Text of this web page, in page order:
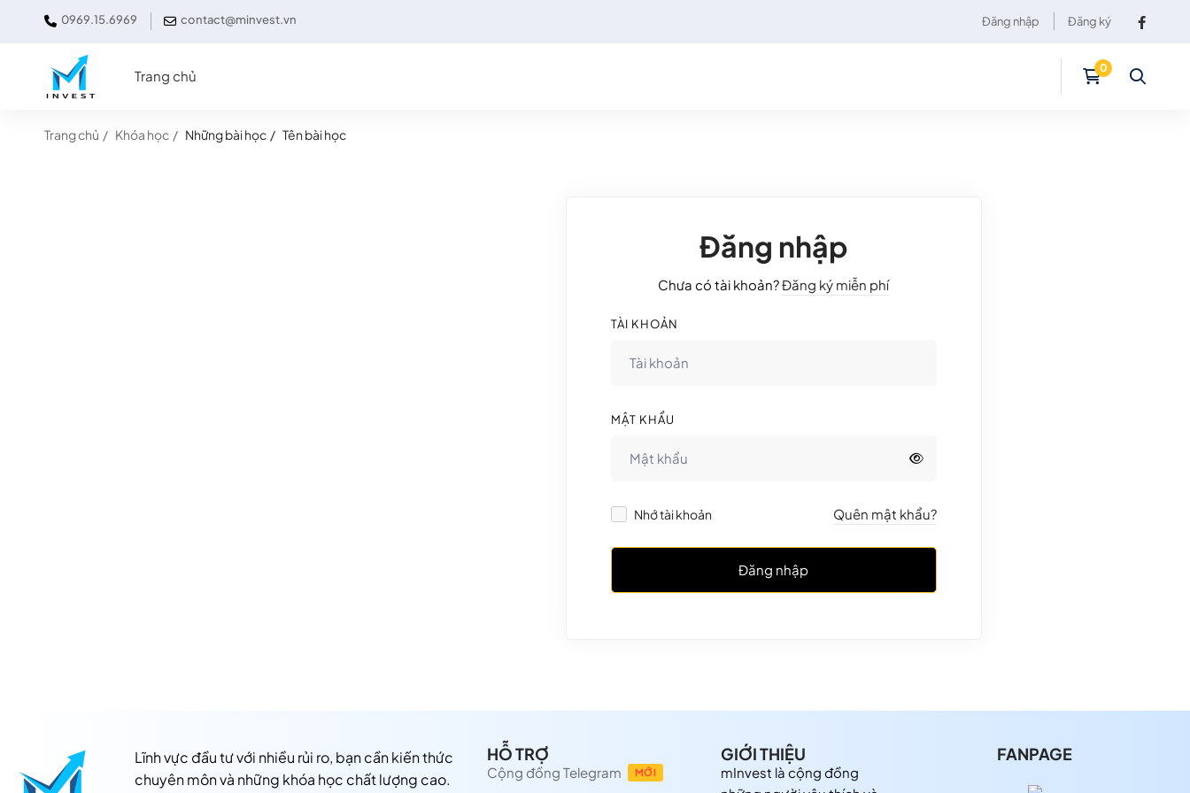
0969.15.6969 contact@minvest.vn Đăng nhập Đăng ký
Trang chủ
Trang chủ Khóa học Những bài học Tên bài học
Đăng nhập
Chưa có tài khoản?Đăng ký miễn phí
TÀI KHOẢN
MẬT KHẨU
Nhớ tài khoản Quên mật khẩu?
Đăng nhập
Lĩnh vực đầu tư với nhiều rủi ro, bạn cần kiến thức
chuyên môn và những khóa học chất lượng cao.
HỖ TRỢ
Cộng đồng Telegram MỚI
GIỚI THIỆU
mInvest là cộng đồng
FANPAGE